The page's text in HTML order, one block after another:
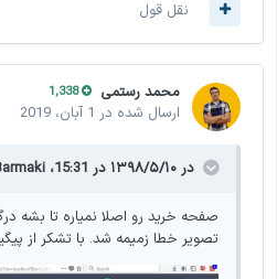
نقل قول
محمد رستمی 1,338
ارسال شده در 1 آبان، 2019
در ۱۳۹۸/۵/۱۰ در 15:31،
صفحه خرید رو اصلا نمیاره تا بشه
تصویر خطا زمیمه شد. با تشکر از